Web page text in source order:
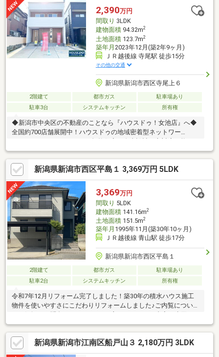
2,390万円
間取り 3LDK
建物面積94.32m2
土地面積123.7m2
築年月 2023年12月(築2年9ヶ月)
ＪＲ越後線 寺尾駅 徒歩15分
その他の交通
新潟県新潟市西区寺尾上６
2階建て 都市ガス
駐車場あり
駐車3台
システムキッチン 所有権
◆新潟市中央区の不動産のことなら『ハウスドゥ！女池店』へ◆
全国約700店舗展開中！ハウスドゥの地域密着型ネットワー
ンストップ型店舗土地探し・新築・リフォーム・売却・お引越し
に至るまで不動産に関するご相談はハウスドゥ!女池店で全て解
決！完成済！いつでもご案内可能です♪お気軽にお問い合わせ下さ
い【025-288-5891】≪物件おすすめポイント≫■小・中学校まで
徒歩10分以内！通学も安心です♪■駐車3台可能！（※車種によりま
す）■リビングに床暖房設置♪冬も足元ポカポカ♪
新潟県新潟市西区平島１ 3,369万円 5LDK
3,369万円
間取り 5LDK
建物面積141.16m2
土地面積151.5m2
築年月 1995年11月(築30年10ヶ月)
ＪＲ越後線 青山駅 徒歩17分
新潟県新潟市西区平島１
2階建て 都市ガス
駐車場あり
駐車2台
システムキッチン 所有権
令和7年12月リフォーム完了しました！築30年の積水ハウス施工
物件を使いやすさにこだわりリフォームしました♪ご内覧について
全て新品交換・造作洗面台設置（AICA）・造作棚新設・バルコニ
ー部分外壁上張り・壁、天井クロス張替（全室 ）・畳交換・床上
張り（全室）・内部建具交換（全室）・階段踏面フロアタイル上
張り/蹴上塗装等詳細はお気軽にお問合わせ下さい。●通学・通勤
新潟県新潟市江南区船戸山３ 2,180万円 3LDK